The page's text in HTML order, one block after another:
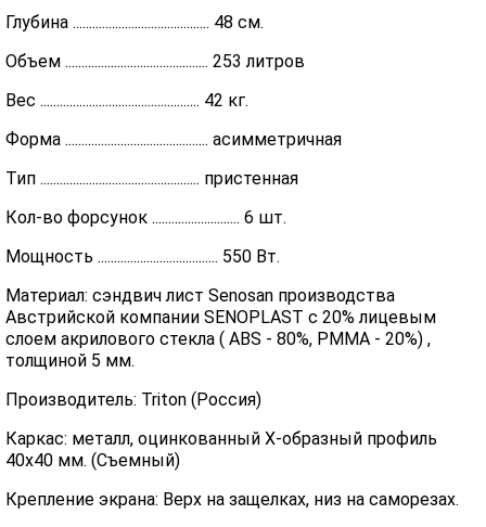
Глубина .......................................... 48 см.
Объем ............................................ 253 литров
Вес ................................................. 42 кг.
Форма ............................................ асимметричная
Тип ................................................. пристенная
Кол-во форсунок ........................... 6 шт.
Мощность ..................................... 550 Вт.
Материал: сэндвич лист Senosan производства
Австрийской компании SENOPLAST c 20% лицевым
слоем акрилового стекла ( ABS - 80%, PMMA - 20%) ,
толщиной 5 мм.
Производитель: Triton (Россия)
Каркас: металл, оцинкованный Х-образный профиль
40х40 мм. (Съемный)
Крепление экрана: Верх на защелках, низ на саморезах.